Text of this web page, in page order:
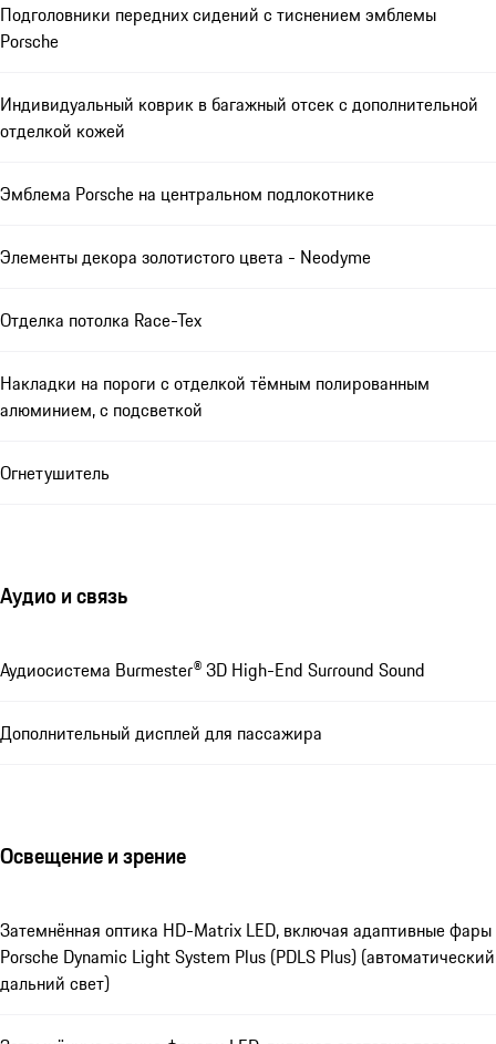
Подголовники передних сидений с тиснением эмблемы
Porsche
Индивидуальный коврик в багажный отсек с дополнительной
отделкой кожей
Эмблема Porsche на центральном подлокотнике
Элементы декора золотистого цвета - Neodyme
Отделка потолка Race-Tex
Накладки на пороги с отделкой тёмным полированным
алюминием, с подсветкой
Огнетушитель
Аудио и связь
Аудиосистема Burmester® 3D High-End Surround Sound
Дополнительный дисплей для пассажира
Освещение и зрение
Затемнённая оптика HD-Matrix LED, включая адаптивные фары
Porsche Dynamic Light System Plus (PDLS Plus) (автоматический
дальний свет)